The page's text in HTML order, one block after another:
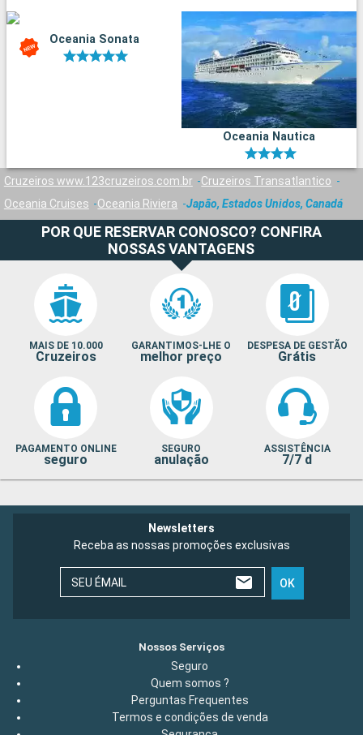
Oceania Sonata
Oceania Nautica
Cruzeiros www.123cruzeiros.com.br
Cruzeiros Transatlantico
Oceania Cruises
Oceania Riviera Japão, Estados Unidos, Canadá
POR QUE RESERVAR CONOSCO? CONFIRA
NOSSAS VANTAGENS
MAIS DE 10.000
Cruzeiros
GARANTIMOS-LHE O
melhor preço
DESPESA DE GESTÃO
Grátis
PAGAMENTO ONLINE
seguro
SEGURO
anulação
ASSISTÊNCIA
7/7 d
Newsletters
Receba as nossas promoções exclusivas
SEU ÉMAIL OK
Nossos Serviços
Seguro
Quem somos ?
Perguntas Frequentes
Termos e condições de venda